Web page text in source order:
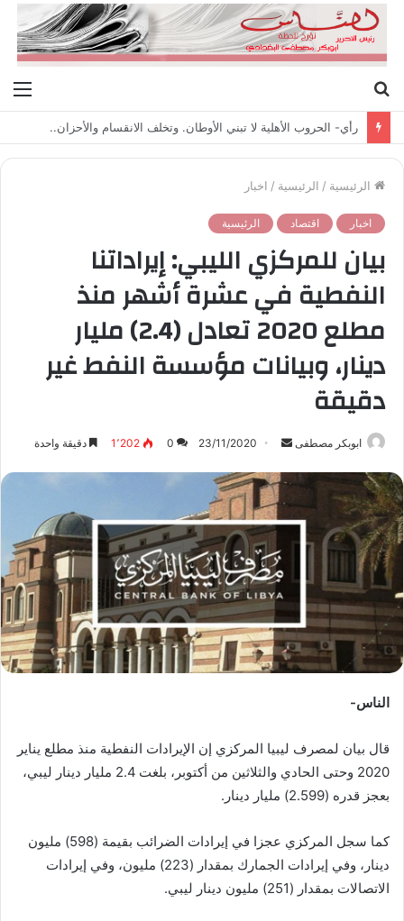
عن
رأي- الحروب الأهلية لا تبني الأوطان. وتخلف الانقسام والأحزان..
الرئيسية / الرئيسية / اخبار
اخبار اقتصاد الرئيسية
بيان للمركزي الليبي: إيراداتنا
النفطية في عشرة أشهر منذ
مطلع 2020 تعادل (2.4) مليار
دينار، وبيانات مؤسسة النفط غير
دقيقة
ابوبكر مصطفى
س
ل
ب
ر
ي
د
إ
ل
23/11/2020
0 1٬202 دقيقة واحدة
الناس-
قال بيان لمصرف ليبيا المركزي إن الإيرادات النفطية منذ مطلع يناير
2020 وحتى الحادي والثلاثين من أكتوبر، بلغت 2.4 مليار دينار ليبي،
بعجز قدره (2.599) مليار دينار.
كما سجل المركزي عجزا في إيرادات الضرائب بقيمة (598) مليون
دينار، وفي إيرادات الجمارك بمقدار (223) مليون، وفي إيرادات
الاتصالات بمقدار (251) مليون دينار ليبي.